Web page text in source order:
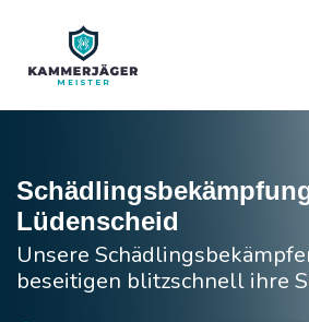
Lüdenscheid
Unsere
beseitigen blitzschnell ihre